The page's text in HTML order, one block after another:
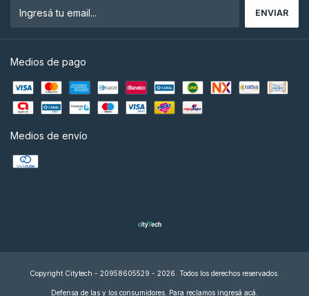
Medios de pago
Medios de envío
Copyright Citytech - 20958605529 - 2026. Todos los derechos reservados.
Defensa de las y los consumidores. Para reclamos ingresá acá.